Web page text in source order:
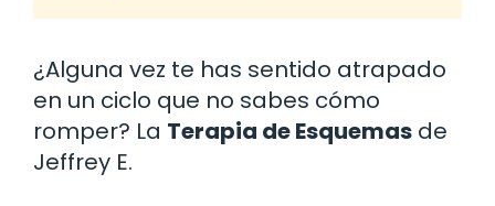
¿Alguna vez te has sentido atrapado
en un ciclo que no sabes cómo
romper? La Terapia de Esquemas de
Jeffrey E.